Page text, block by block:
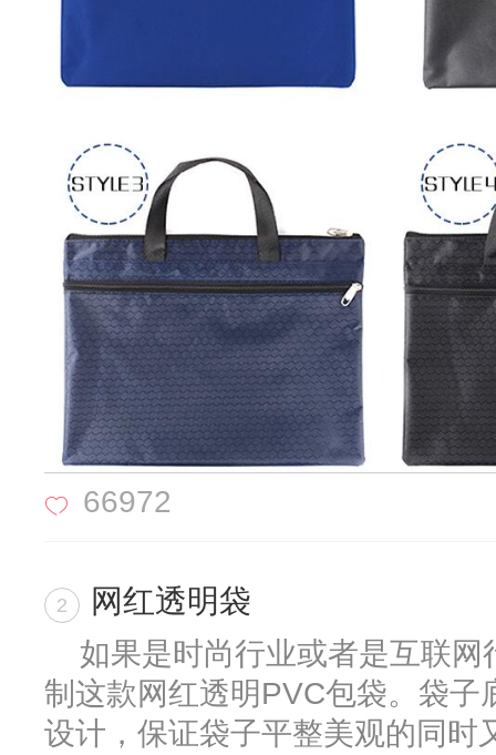
66972
2 网红透明袋
如果是时尚行业或者是互联网
制这款网红透明PVC包袋。袋子
设计，保证袋子平整美观的同时